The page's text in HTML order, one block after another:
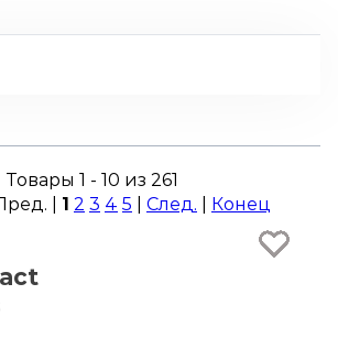
Товары 1 - 10 из 261
| 1 2 3 4 5 След. Конец